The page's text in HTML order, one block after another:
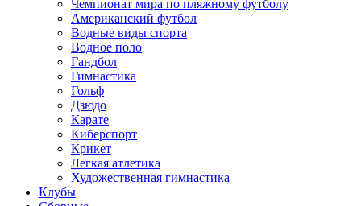
Чемпионат мира по пляжному футболу
Американский футбол
Водные виды спорта
Водное поло
Гандбол
Гимнастика
Гольф
Дзюдо
Карате
Киберспорт
Крикет
Легкая атлетика
Художественная гимнастика
Клубы